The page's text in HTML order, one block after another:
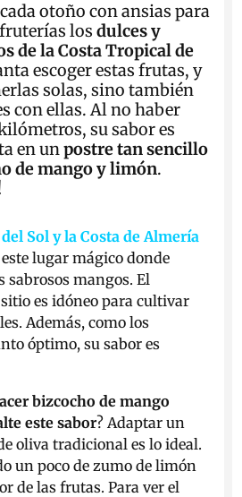
otoño con ansias para
fruterías losdulces y
de la Costa Tropical de
escoger estas frutas, y
solas, sino también
con ellas. Al no haber
su sabor es
en unpostre tan sencillo
de mango y limón.
Sol y la Costa de Almería
lugar mágico donde
sabrosos mangos. El
es idóneo para cultivar
Además, como los
óptimo, su sabor es
bizcocho de mango
este sabor? Adaptar un
oliva tradicional es lo ideal.
un poco de zumo de limón
de las frutas. Para ver el